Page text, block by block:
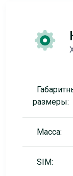
размеры:
Масса:
SIM: